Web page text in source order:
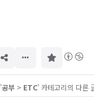
'공부 > ETC' 카테고리의 다른